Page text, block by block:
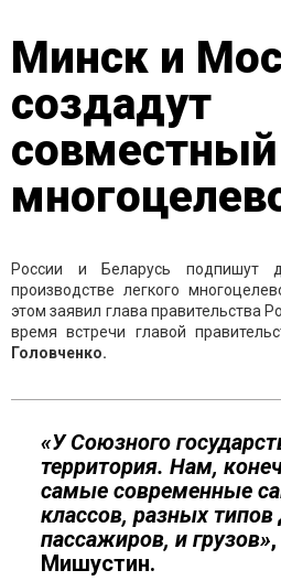
Минск и
создадут
совместный
России и Беларусь подпишут
производстве легкого
этом заявил глава правительства
время встречи главой
Головченко.
«У Союзного
территория. Нам,
самые современные
классов, разных
пассажиров, и грузов»
Мишустин.